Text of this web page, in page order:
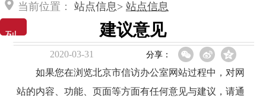
当前位置： 站点信息> 站点信息
建议意见
2020-03-31 分享：
如果您在浏览北京市信访办公室网站过程中，对网
站的内容、功能、页面等方面有任何意见与建议，请通